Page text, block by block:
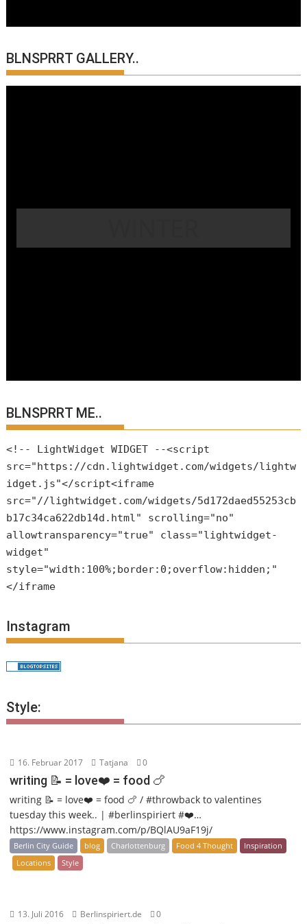
BLNSPRRT GALLERY..
BLNSPRRT ME..
<!-- LightWidget WIDGET --<script
src="https://cdn.lightwidget.com/widgets/lightw
idget.js"</script<iframe
src="//lightwidget.com/widgets/5d172daed55253cb
b17c34ca622db14d.html" scrolling="no"
allowtransparency="true" class="lightwidget-
widget"
style="width:100%;border:0;overflow:hidden;"
</iframe
Instagram
Style:
16. Februar 2017 Tatjana 0
writing 📝 = love❤️ = food 🍗
writing 📝 = love❤️ = food 🍗 / #throwback to valentines
tuesday this week.. | #berlinspiriert #❤️…
https://www.instagram.com/p/BQlAU9aF19j/
Berlin City Guide blog Charlottenburg Food 4 Thought
Inspiration
Locations
Style
13. Juli 2016 Berlinspiriert.de 0